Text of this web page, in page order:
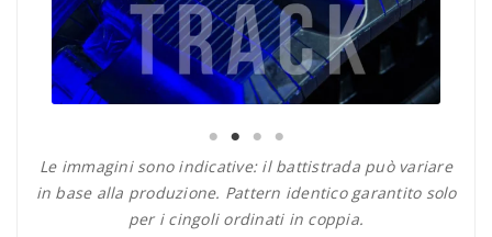
Le immagini sono indicative: il battistrada può variare
in base alla produzione. Pattern identico garantito solo
per i cingoli ordinati in coppia.